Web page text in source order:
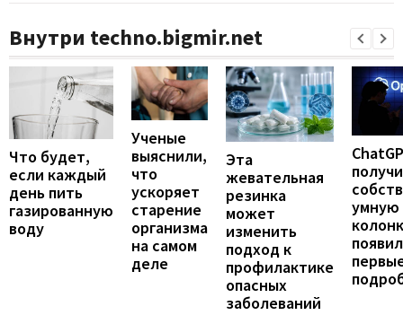
Внутри techno.bigmir.net
Что будет,
если каждый
день пить
газированную
воду
Ученые
выяснили,
что
ускоряет
старение
организма
на самом
деле
Эта
жевательная
резинка
может
изменить
подход к
профилактике
опасных
заболеваний
умную